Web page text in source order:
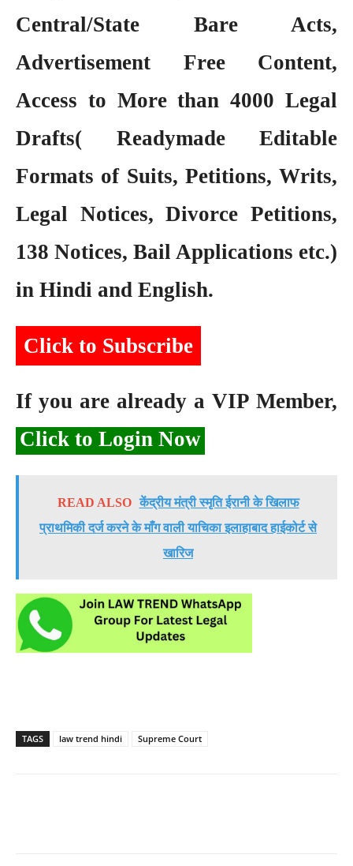
Central/State Bare Acts,
Advertisement Free Content,
Access to More than 4000 Legal
Drafts( Readymade Editable
Formats of Suits, Petitions, Writs,
Legal Notices, Divorce Petitions,
138 Notices, Bail Applications etc.)
in Hindi and English.
Click to Subscribe
If you are already a VIP Member,
Click to Login Now
READ ALSO केंद्रीय मंत्री स्मृति ईरानी के खिलाफ
प्राथमिकी दर्ज करने के माँग वाली याचिका इलाहाबाद हाईकोर्ट से
खारिज
TAGS law trend hindi Supreme Court